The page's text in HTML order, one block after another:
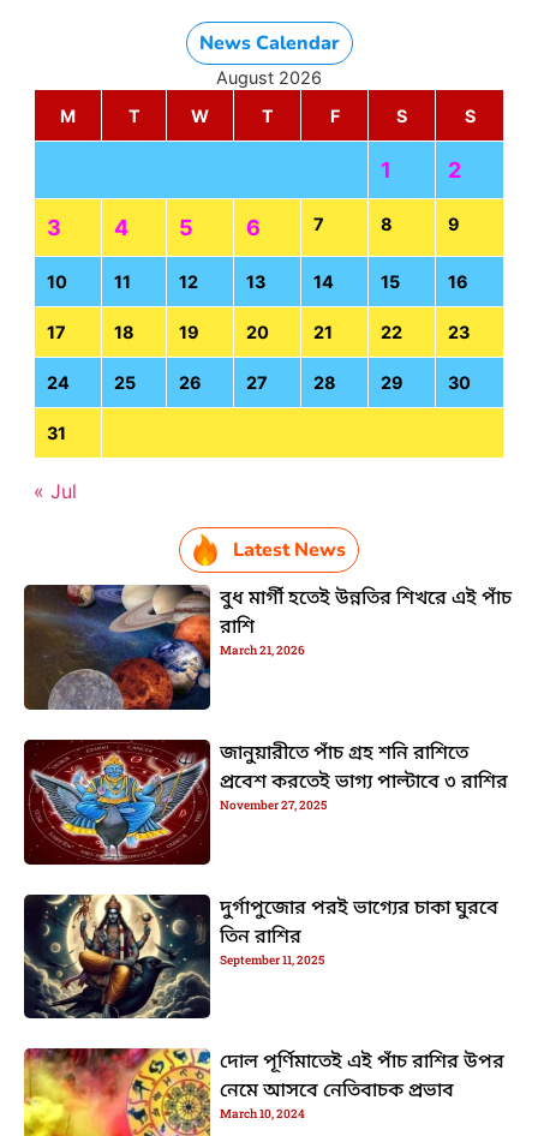
News Calendar
August 2026
M
T W T F S S
1 2
3 4 5 6 7 8 9
10 11 12 13 14 15 16
17 18 19 20 21 22 23
24 25 26 27 28 29 30
31
« Jul
Latest News
বুধ মার্গী হতেই উন্নতির শিখরে এই পাঁচ
রাশি
March 21, 2026
জানুয়ারীতে পাঁচ গ্রহ শনি রাশিতে
প্রবেশ করতেই ভাগ্য পাল্টাবে ৩ রাশির
November 27, 2025
দুর্গাপুজোর পরই ভাগ্যের চাকা ঘুরবে
তিন রাশির
September 11, 2025
দোল পূর্ণিমাতেই এই পাঁচ রাশির উপর
নেমে আসবে নেতিবাচক প্রভাব
March 10, 2024